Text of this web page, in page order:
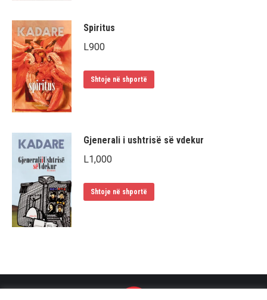
Spiritus
L900
Shtoje në shportë
Gjenerali i ushtrisë së vdekur
L1,000
Shtoje në shportë